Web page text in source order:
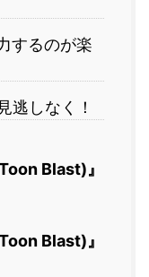
するのが楽
逃しなく！
Blast)』
Blast)』